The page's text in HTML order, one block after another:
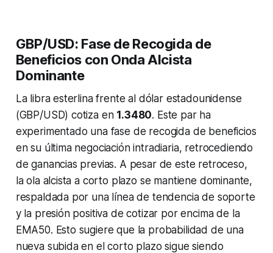
GBP/USD: Fase de Recogida de
Beneficios con Onda Alcista
Dominante
La libra esterlina frente al dólar estadounidense
(GBP/USD) cotiza en 1.3480. Este par ha
experimentado una fase de recogida de beneficios
en su última negociación intradiaria, retrocediendo
de ganancias previas. A pesar de este retroceso,
la ola alcista a corto plazo se mantiene dominante,
respaldada por una línea de tendencia de soporte
y la presión positiva de cotizar por encima de la
EMA50. Esto sugiere que la probabilidad de una
nueva subida en el corto plazo sigue siendo